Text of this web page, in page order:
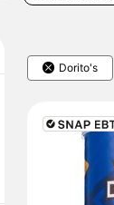
Dorito's